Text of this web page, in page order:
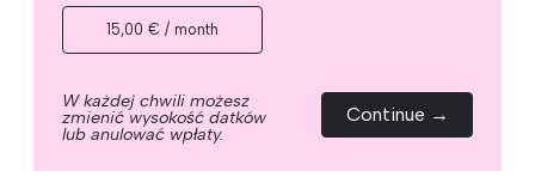
15,00 € / month
W każdej chwili możesz
zmienić wysokość datków
lub anulować wpłaty.
Continue →